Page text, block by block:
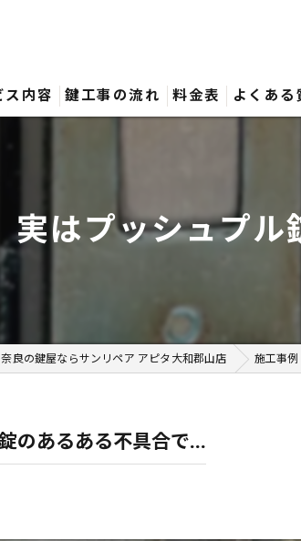
ス内容 鍵工事の流れ 料金表 よくある
実はプッシュプ
奈良の鍵屋ならサンリペア アピタ大和郡山店 施工事例
のあるある不具合で...